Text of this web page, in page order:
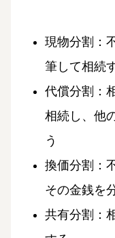
現物分割：
筆して相続
代償分割：
相続し、他
う
換価分割：
その金銭を
共有分割：